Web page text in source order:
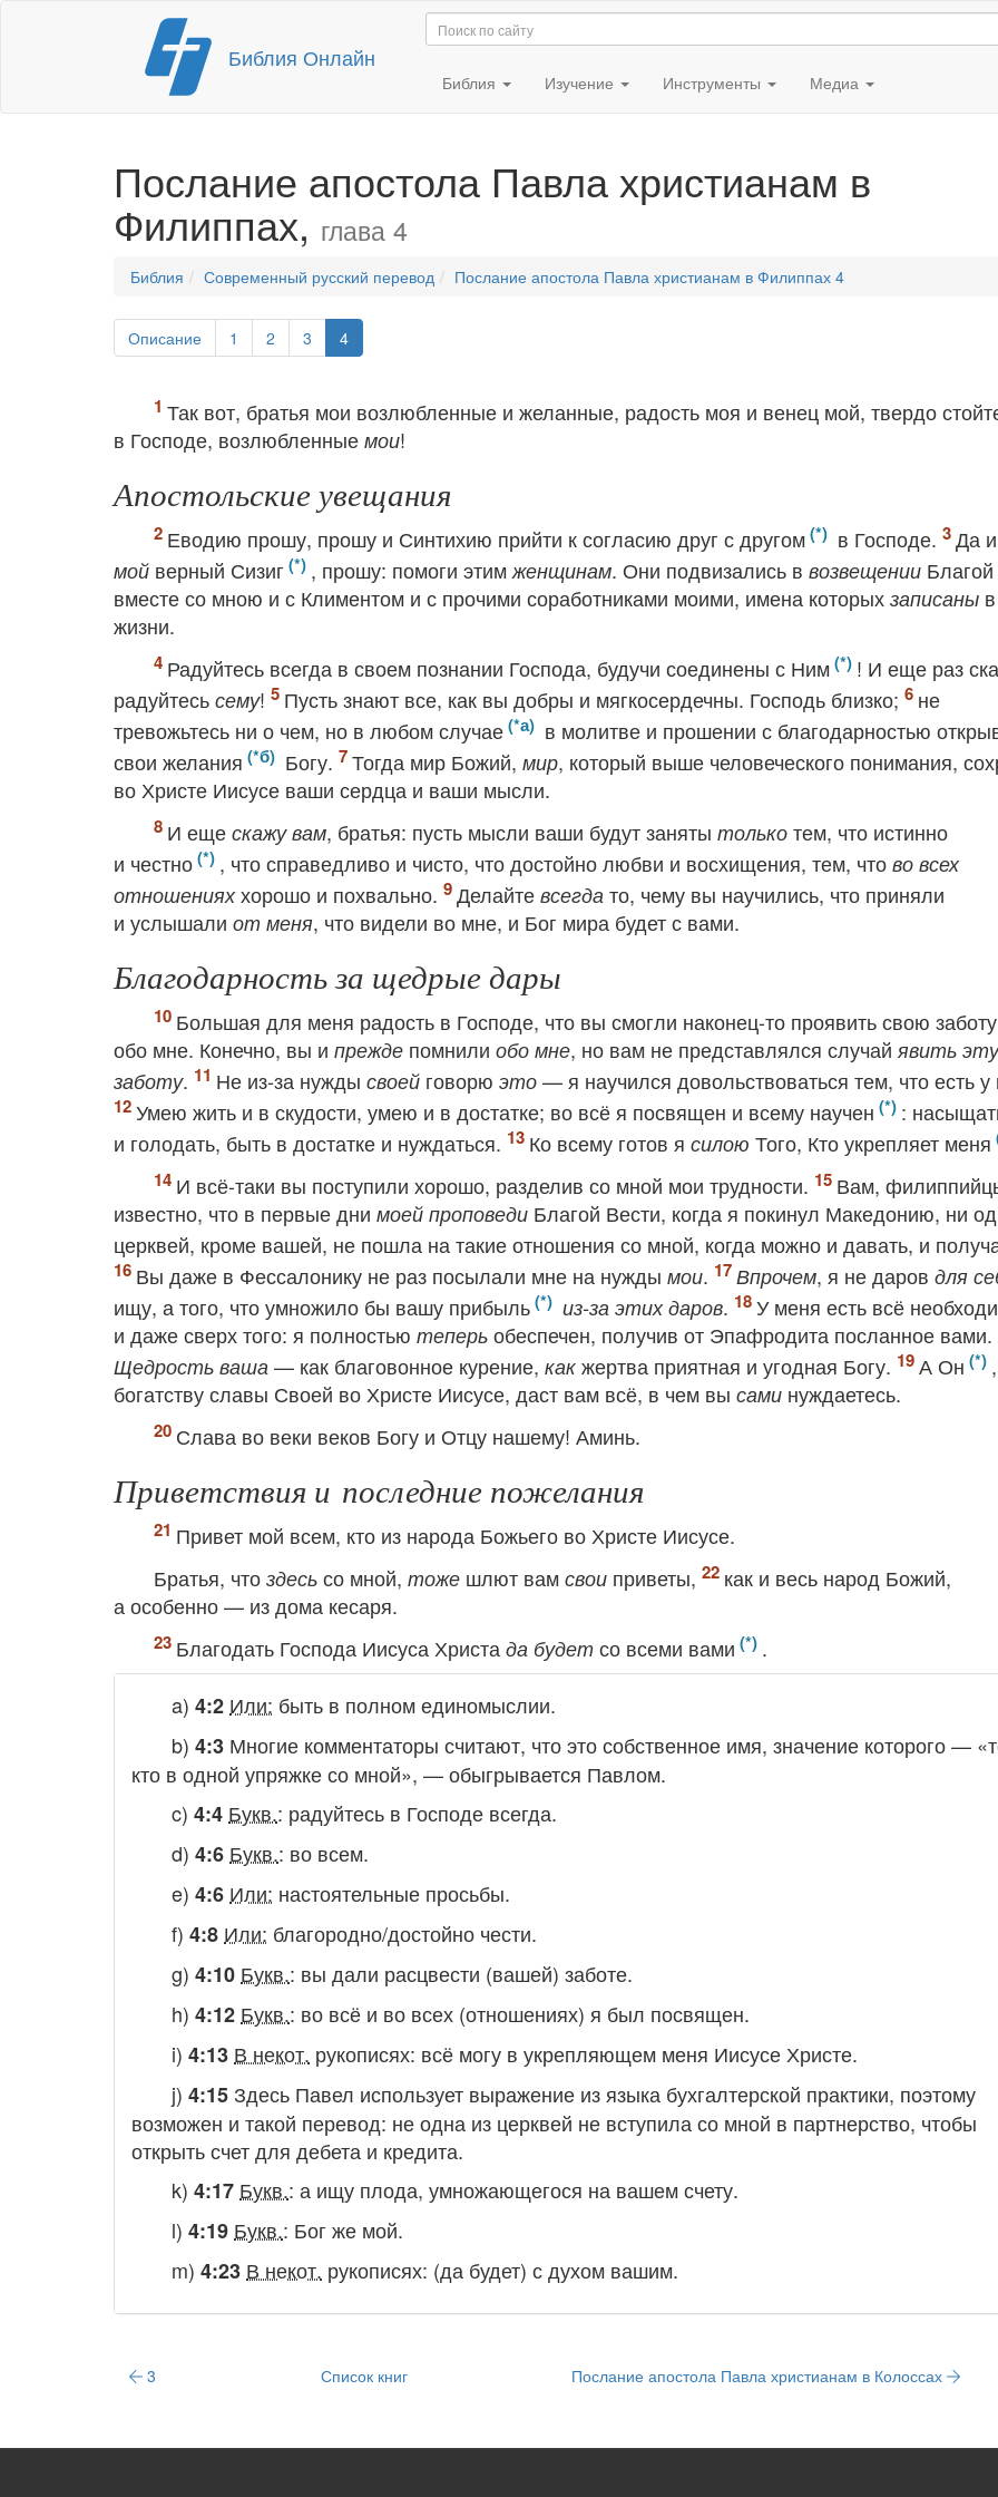
Перейти
содержимому
Библия Онлайн
Библия Изучение Инструменты Медиа
Послание апостола Павла христианам в
Филиппах, глава 4
Библия Современный русский перевод Послание апостола Павла христианам в Филиппах 4
Описание 1 2 3 4
Так вот, братья мои возлюбленные и желанные, радость моя и венец мой, твердо
в Господе, возлюбленные мои!
Апостольские увещания
Еводию прошу, прошу и Синтихию прийти к согласию друг с другом в Господе. Да
мой верный Сизиг , прошу: помоги этим женщинам. Они подвизались в возвещении
вместе со мною и с Климентом и с прочими соработниками моими, имена которых записаны
жизни.
Радуйтесь всегда в своем познании Господа, будучи соединены с Ним
! И еще раз
радуйтесь сему! Пусть знают все, как вы добры и мягкосердечны. Господь близко;
не
тревожьтесь ни о чем, но в любом случае
в молитве и прошении с благодарностью
свои желания
Богу. Тогда мир Божий, мир, который выше человеческого понимания,
во Христе Иисусе ваши сердца и ваши мысли.
И еще скажу вам, братья: пусть мысли ваши будут заняты только тем, что истинно
и честно
, что справедливо и чисто, что достойно любви и восхищения, тем, что во всех
отношенияххорошо и похвально. Делайте всегда то, чему вы научились, что приняли
и услышали от меня, что видели во мне, и Бог мира будет с вами.
Благодарность за щедрые дары
Большая для меня радость в Господе, что вы смогли наконец-то проявить свою заботу
обо мне. Конечно, вы и прежде помнили обо мне, но вам не представлялся случай явить эту
заботу. Не из-за нужды своей говорю это — я научился довольствоваться тем, что есть
Умею жить и в скудости, умею и в достатке; во всё я посвящен и всему научен
:
и голодать, быть в достатке и нуждаться.
Ко всему готов я силою Того, Кто укрепляет меня
И всё-таки вы поступили хорошо, разделив со мной мои трудности.
Вам,
известно, что в первые дни моей проповеди Благой Вести, когда я покинул Македонию, ни
церквей, кроме вашей, не пошла на такие отношения со мной, когда можно и давать, и
Вы даже в Фессалонику не раз посылали мне на нужды мои. Впрочем, я не даров для
ищу, а того, что умножило бы вашу прибыль из-за этих даров.
У меня есть всё
и даже сверх того: я полностью теперь обеспечен, получив от Эпафродита посланное вами.
Щедрость ваша — как благовонное курение, как жертва приятная и угодная Богу. А Он
богатству славы Своей во Христе Иисусе, даст вам всё, в чем вы сами нуждаетесь.
Слава во веки веков Богу и Отцу нашему! Аминь.
Приветствия и последние пожелания
Привет мой всем, кто из народа Божьего во Христе Иисусе.
Братья, что здесь со мной, тоже шлют вам свои приветы,
как и весь народ Божий,
а особенно — из дома кесаря.
Благодать Господа Иисуса Христа да будет со всеми вами
.
a) 4:2 Или: быть в полном единомыслии.
b) 4:3 Многие комментаторы считают, что это собственное имя, значение которого —
кто в одной упряжке со мной», — обыгрывается Павлом.
c) 4:4 Букв.: радуйтесь в Господе всегда.
d) 4:6 Букв.: во всем.
e) 4:6 Или: настоятельные просьбы.
f) 4:8 Или: благородно/достойно чести.
g) 4:10 Букв.: вы дали расцвести (вашей) заботе.
h) 4:12 Букв.: во всё и во всех (отношениях) я был посвящен.
i) 4:13 В некот. рукописях: всё могу в укрепляющем меня Иисусе Христе.
j) 4:15Здесь Павел использует выражение из языка бухгалтерской практики, поэтому
возможен и такой перевод: не одна из церквей не вступила со мной в партнерство, чтобы
открыть счет для дебета и кредита.
k) 4:17 Букв.: а ищу плода, умножающегося на вашем счету.
l) 4:19 Букв.: Бог же мой.
m) 4:23 В некот. рукописях: (да будет) с духом вашим.
3 Список книг Послание апостола Павла христианам в Колоссах